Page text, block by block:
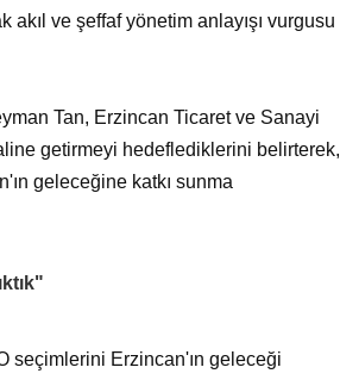
ve şeffaf yönetim anlayışı vurgusu
Tan, Erzincan Ticaret ve Sanayi
getirmeyi hedeflediklerini belirterek,
geleceğine katkı sunma
seçimlerini Erzincan'ın geleceği